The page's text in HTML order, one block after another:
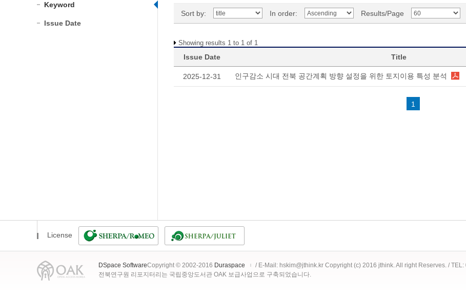
Keyword
Issue Date
Sort by: In order: Results/Page
Showing results 1 to 1 of 1
Issue Date Title
2025-12-31 인구감소 시대 전북 공간계획 방향 설정을 위한 토지이용 특성 분석
1
License
DSpace SoftwareCopyright © 2002-2016 Duraspace
/ E-Mail: hskim@jthink.kr Copyright (c) 2016 jthink. All right Reserves. /
전북연구원 리포지터리는 국립중앙도서관 OAK 보급사업으로 구축되었습니다.